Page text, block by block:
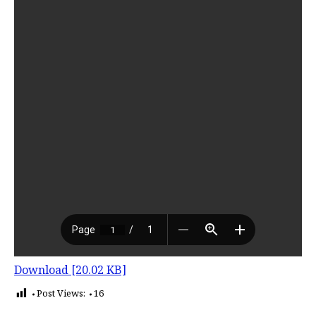
Download [20.02 KB]
Post Views: 16